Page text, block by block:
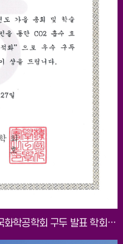
생명화학공학과 한성철 대학원생, 한국화학공학회 구두 발표 학회상 수상